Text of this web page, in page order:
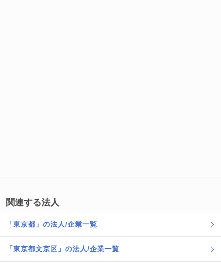
関連する法人
「東京都」の法人/企業一覧
「東京都文京区」の法人/企業一覧